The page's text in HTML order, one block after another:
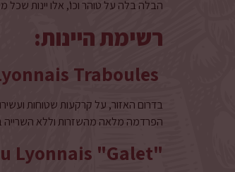
הבלה בלה על טוהר וכו', אלו יינות שכל
רשימת היינות:
בדרום האזור, על קרקעות שטוחות
הפרדמה מלאה מהשזרות וללא השרייה
Lyonnais "Galet"